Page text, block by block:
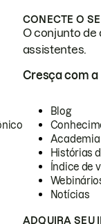
CONECTE O
O conjunto de
assistentes.
Cresça com a
Blog
Academia
Histórias
Índice de
Notícias
ADQUIRA SEU